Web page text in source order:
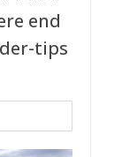
end
tips